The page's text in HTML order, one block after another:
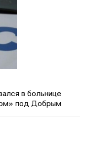
в больнице
под Добрым